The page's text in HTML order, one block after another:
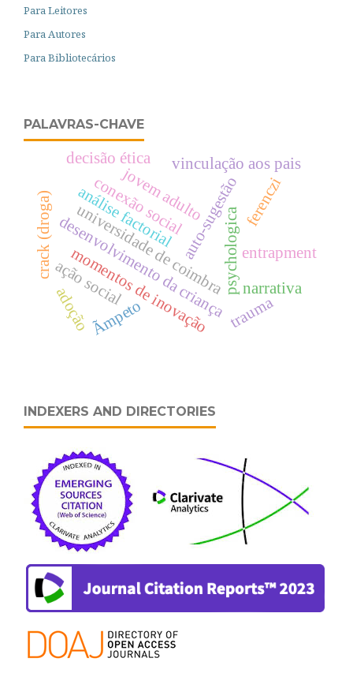
Para Leitores
Para Autores
Para Bibliotecários
PALAVRAS-CHAVE
auto-sugestão
universidade de coimbrapsychologica
desenvolvimento da criança
análise factorial
narrativa
momentos de inovação entrapment
crack (droga) conexão social
vinculação aos pais
ação social
jovem adulto
decisão ética
ferenczi
trauma
Ãmpeto
adoção
INDEXERS AND DIRECTORIES